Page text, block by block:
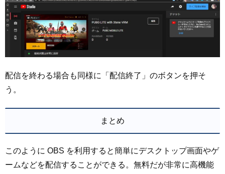
配信を終わる場合も同様に「配信終了」のボタンを押そ
う。
まとめ
このように OBS を利用すると簡単にデスクトップ画面やゲ
ームなどを配信することができる。無料だが非常に高機能